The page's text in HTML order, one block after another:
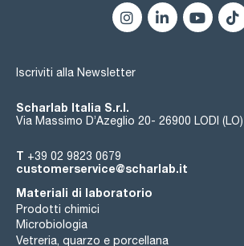
Iscriviti alla Newsletter
Scharlab Italia S.r.l.
Via Massimo D’Azeglio 20- 26900 LODI (LO)
T +39 02 9823 0679
customerservice@scharlab.it
Materiali di laboratorio
Prodotti chimici
Microbiologia
Vetreria, quarzo e porcellana